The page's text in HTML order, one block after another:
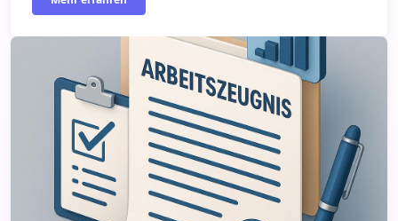
Arbeitszeugnis: Muster, Noten, Geheimcodes & Fristen